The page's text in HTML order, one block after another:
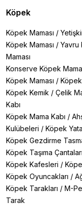
→Bukalemunlar
için
✅ Temizlik:Kolay
✅ Tema:Doğal,
Sık Sorulan Sorular
❓ "Hangi dekor
Exo Terra
Rockgibi su/karayı
❓ "Şelale sistemi
→Pompa ile
görsel efekt
❓ "Dinozor
Sivri uçları
olmayan
Öne Çıkan Dekor
Exo Terra Big
Exo Terra
Exo Terra Dinozor
Exo Terra
Köpek
Köpek Maması /
Köpek Maması / Yavru
Maması
Konserve Köpek
Köpek Maması /
Köpek Kemik / Çelik
Kabı
Köpek Mama Kabı /
Kulübeleri / Köpek
Köpek Gezdirme
Köpek Taşıma Çantaları
Köpek Kafesleri /
Köpek Oyuncakları /
Köpek Tarakları / M-
Tarak